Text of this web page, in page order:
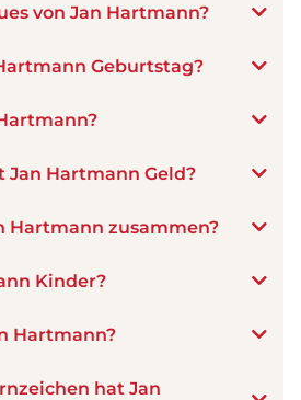
von Jan Hartmann?
Geburtstag?
Hartmann Geld?
Hartmann zusammen?
Kinder?
Hartmann?
hat Jan